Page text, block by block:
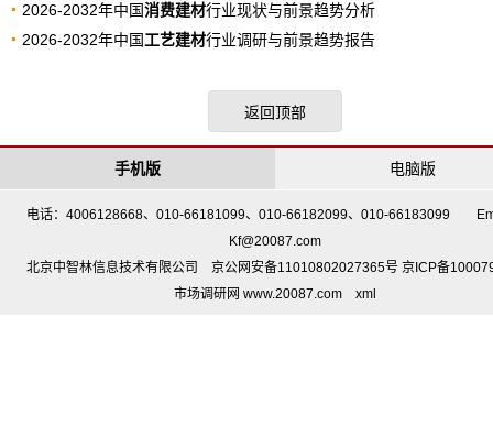
2026-2032年中国消费建材行业现状与前景趋势分析
2026-2032年中国工艺建材行业调研与前景趋势报告
返回顶部
电脑版
手机版
电话：4006128668、010-66181099、010-66182099、010-66183099
Kf@20087.com
北京中智林信息技术有限公司 京公网安备11010802027365号 京ICP备
市场调研网 www.20087.com
xml